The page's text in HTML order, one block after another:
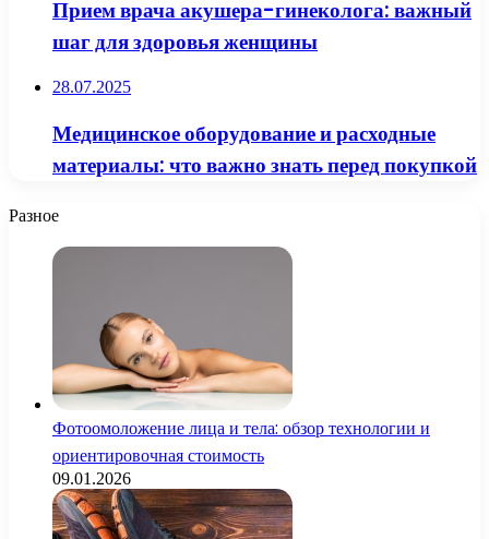
Прием врача акушера-гинеколога: важный
шаг для здоровья женщины
28.07.2025
Медицинское оборудование и расходные
материалы: что важно знать перед покупкой
Разное
Фотоомоложение лица и тела: обзор технологии и
ориентировочная стоимость
09.01.2026